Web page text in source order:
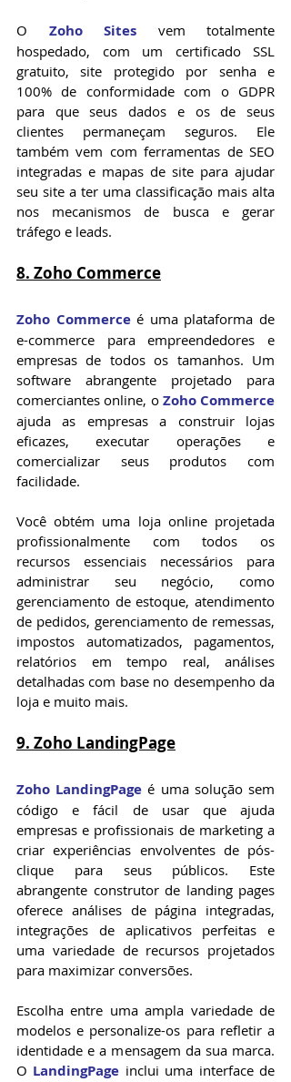
O Zoho Sites vem totalmente
hospedado, com um certificado SSL
gratuito, site protegido por senha e
100% de conformidade com o GDPR
para que seus dados e os de seus
clientes permaneçam seguros. Ele
também vem com ferramentas de SEO
integradas e mapas de site para ajudar
seu site a ter uma classificação mais alta
nos mecanismos de busca e gerar
tráfego e leads.
8. Zoho Commerce
Zoho Commerce é uma plataforma de
e-commerce para empreendedores e
empresas de todos os tamanhos. Um
software abrangente projetado para
comerciantes online, o Zoho Commerce
ajuda as empresas a construir lojas
eficazes, executar operações e
comercializar seus produtos com
facilidade.
Você obtém uma loja online projetada
profissionalmente com todos os
recursos essenciais necessários para
administrar seu negócio, como
gerenciamento de estoque, atendimento
de pedidos, gerenciamento de remessas,
impostos automatizados, pagamentos,
relatórios em tempo real, análises
detalhadas com base no desempenho da
loja e muito mais.
9. Zoho LandingPage
Zoho LandingPage é uma solução sem
código e fácil de usar que ajuda
empresas e profissionais de marketing a
criar experiências envolventes de pós-
clique para seus públicos. Este
abrangente construtor de landing pages
oferece análises de página integradas,
integrações de aplicativos perfeitas e
uma variedade de recursos projetados
para maximizar conversões.
Escolha entre uma ampla variedade de
modelos e personalize-os para refletir a
identidade e a mensagem da sua marca.
O LandingPage inclui uma interface de